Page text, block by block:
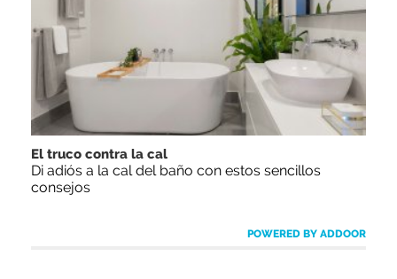
El truco contra la cal
Di adiós a la cal del baño con estos sencillos
consejos
POWERED BY ADDOOR